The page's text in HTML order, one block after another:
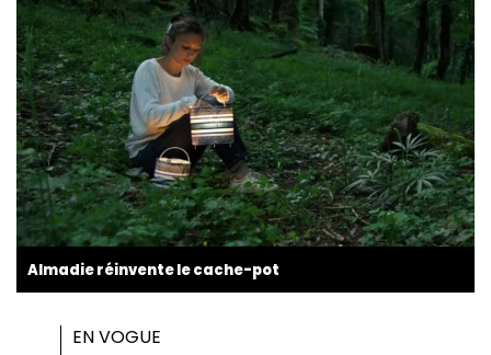
Almadie réinvente le cache-pot
EN VOGUE